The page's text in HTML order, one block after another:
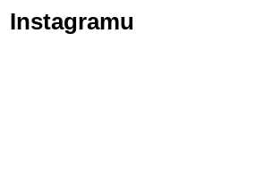
Instagramu